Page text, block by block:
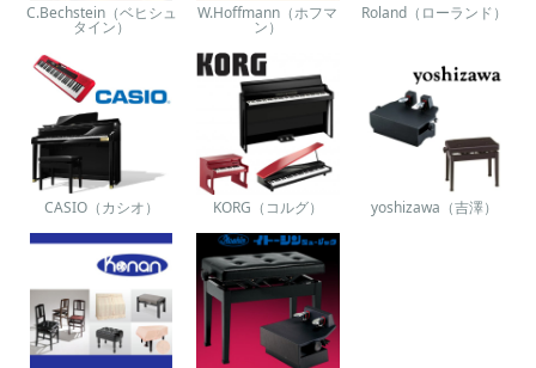
C.Bechstein（ベヒシュ
タイン）
W.Hoffmann（ホフマ
ン）
Roland（ローランド）
CASIO（カシオ） KORG（コルグ） yoshizawa（吉澤）